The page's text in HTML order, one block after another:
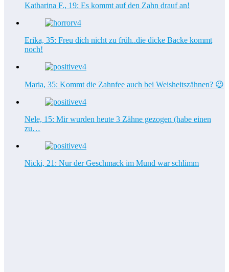
Katharina F., 19: Es kommt auf den Zahn drauf an!
Erika, 35: Freu dich nicht zu früh..die dicke Backe kommt
noch!
Maria, 35: Kommt die Zahnfee auch bei Weisheitszähnen? 😉
Nele, 15: Mir wurden heute 3 Zähne gezogen (habe einen
zu…
Nicki, 21: Nur der Geschmack im Mund war schlimm